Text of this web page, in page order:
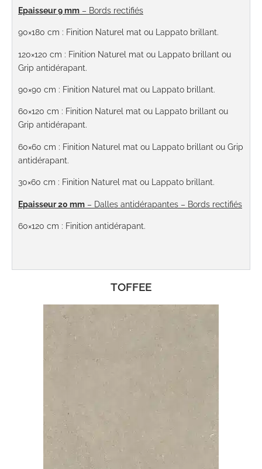
Epaisseur 9 mm – Bords rectifiés
90×180 cm : Finition Naturel mat ou Lappato brillant.
120×120 cm : Finition Naturel mat ou Lappato brillant ou
Grip antidérapant.
90×90 cm : Finition Naturel mat ou Lappato brillant.
60×120 cm : Finition Naturel mat ou Lappato brillant ou
Grip antidérapant.
60×60 cm : Finition Naturel mat ou Lappato brillant ou Grip
antidérapant.
30×60 cm : Finition Naturel mat ou Lappato brillant.
Epaisseur 20 mm – Dalles antidérapantes – Bords rectifiés
60×120 cm : Finition antidérapant.
TOFFEE